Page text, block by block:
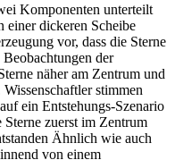
Komponenten unterteilt
einer dickeren Scheibe
vor, dass die Sterne
der
näher am Zentrum und
stimmen
ein Entstehungs-Szenario
zuerst im Zentrum
Ähnlich wie auch
von einem